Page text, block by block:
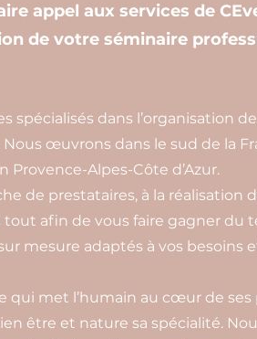
appel aux services de
de votre séminaire
spécialisés dans l’organisation
Nous œuvrons dans le sud de la
Provence-Alpes-Côte d’Azur.
de prestataires, à la réalisation
afin de vous faire gagner du
mesure adaptés à vos besoins
qui met l’humain au cœur de ses
être et nature sa spécialité.